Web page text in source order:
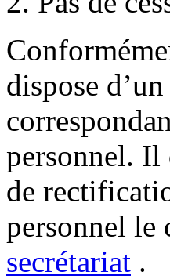
dispose
personnel. Il
de
personnel le
secrétariat .